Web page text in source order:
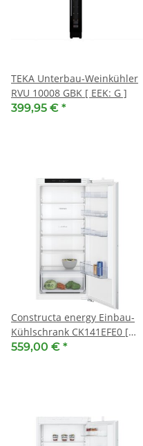
TEKA Unterbau-Weinkühler
RVU 10008 GBK [ EEK: G ]
399,95 € *
Constructa energy Einbau-
Kühlschrank CK141EFE0 [
EEK: E ] 122.5 x 56 cm,
559,00 € *